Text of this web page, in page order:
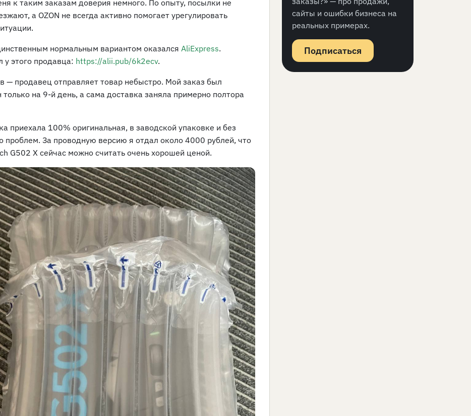
к таким заказам доверия немного. По опыту, посылки не
а OZON не всегда активно помогает урегулировать
нормальным вариантом оказался AliExpress.
у этого продавца: https://alii.pub/6k2ecv.
— продавец отправляет товар небыстро. Мой заказ был
только на 9-й день, а сама доставка заняла примерно полтора
приехала 100% оригинальная, в заводской упаковке и без
проблем. За проводную версию я отдал около 4000 рублей, что
G502 X сейчас можно считать очень хорошей ценой.
сайты и ошибки бизнеса на
реальных примерах.
Подписаться